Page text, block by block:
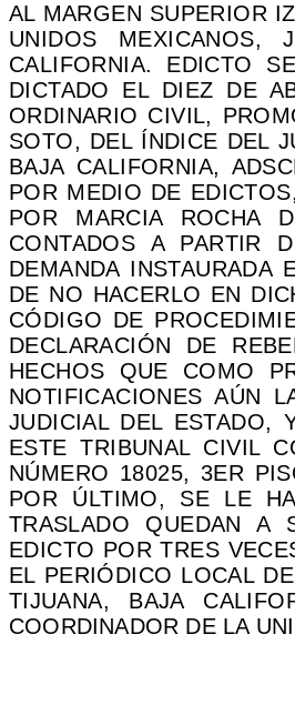
AL MARGEN SUPERIOR
UNIDOS MEXICANOS,
CALIFORNIA. EDICTO
DICTADO EL DIEZ DE
ORDINARIO CIVIL,
SOTO, DEL ÍNDICE DEL
BAJA CALIFORNIA,
POR MEDIO DE
POR MARCIA ROCHA
CONTADOS A PARTIR
DEMANDA INSTAURADA
DE NO HACERLO EN
CÓDIGO DE
DECLARACIÓN DE
HECHOS QUE COMO
NOTIFICACIONES AÚN
JUDICIAL DEL ESTADO,
ESTE TRIBUNAL CIVIL
NÚMERO 18025, 3ER
POR ÚLTIMO, SE LE
TRASLADO QUEDAN A
EDICTO POR TRES
EL PERIÓDICO LOCAL
TIJUANA, BAJA
COORDINADOR DE LA